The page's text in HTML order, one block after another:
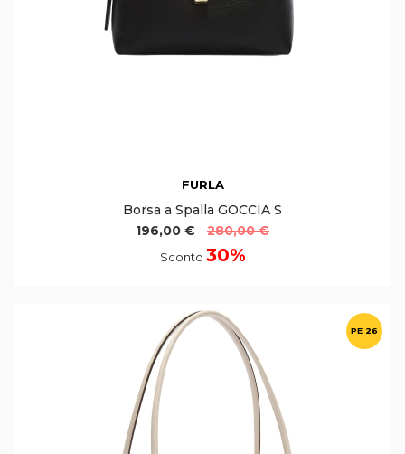
FURLA
Borsa a Spalla GOCCIA S
196,00 €
280,00 €
Sconto 30%
PE 26